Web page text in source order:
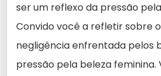
ser um reflexo da pressão
Convido você a refletir sobre
negligência enfrentada pelos
pressão pela beleza feminina.